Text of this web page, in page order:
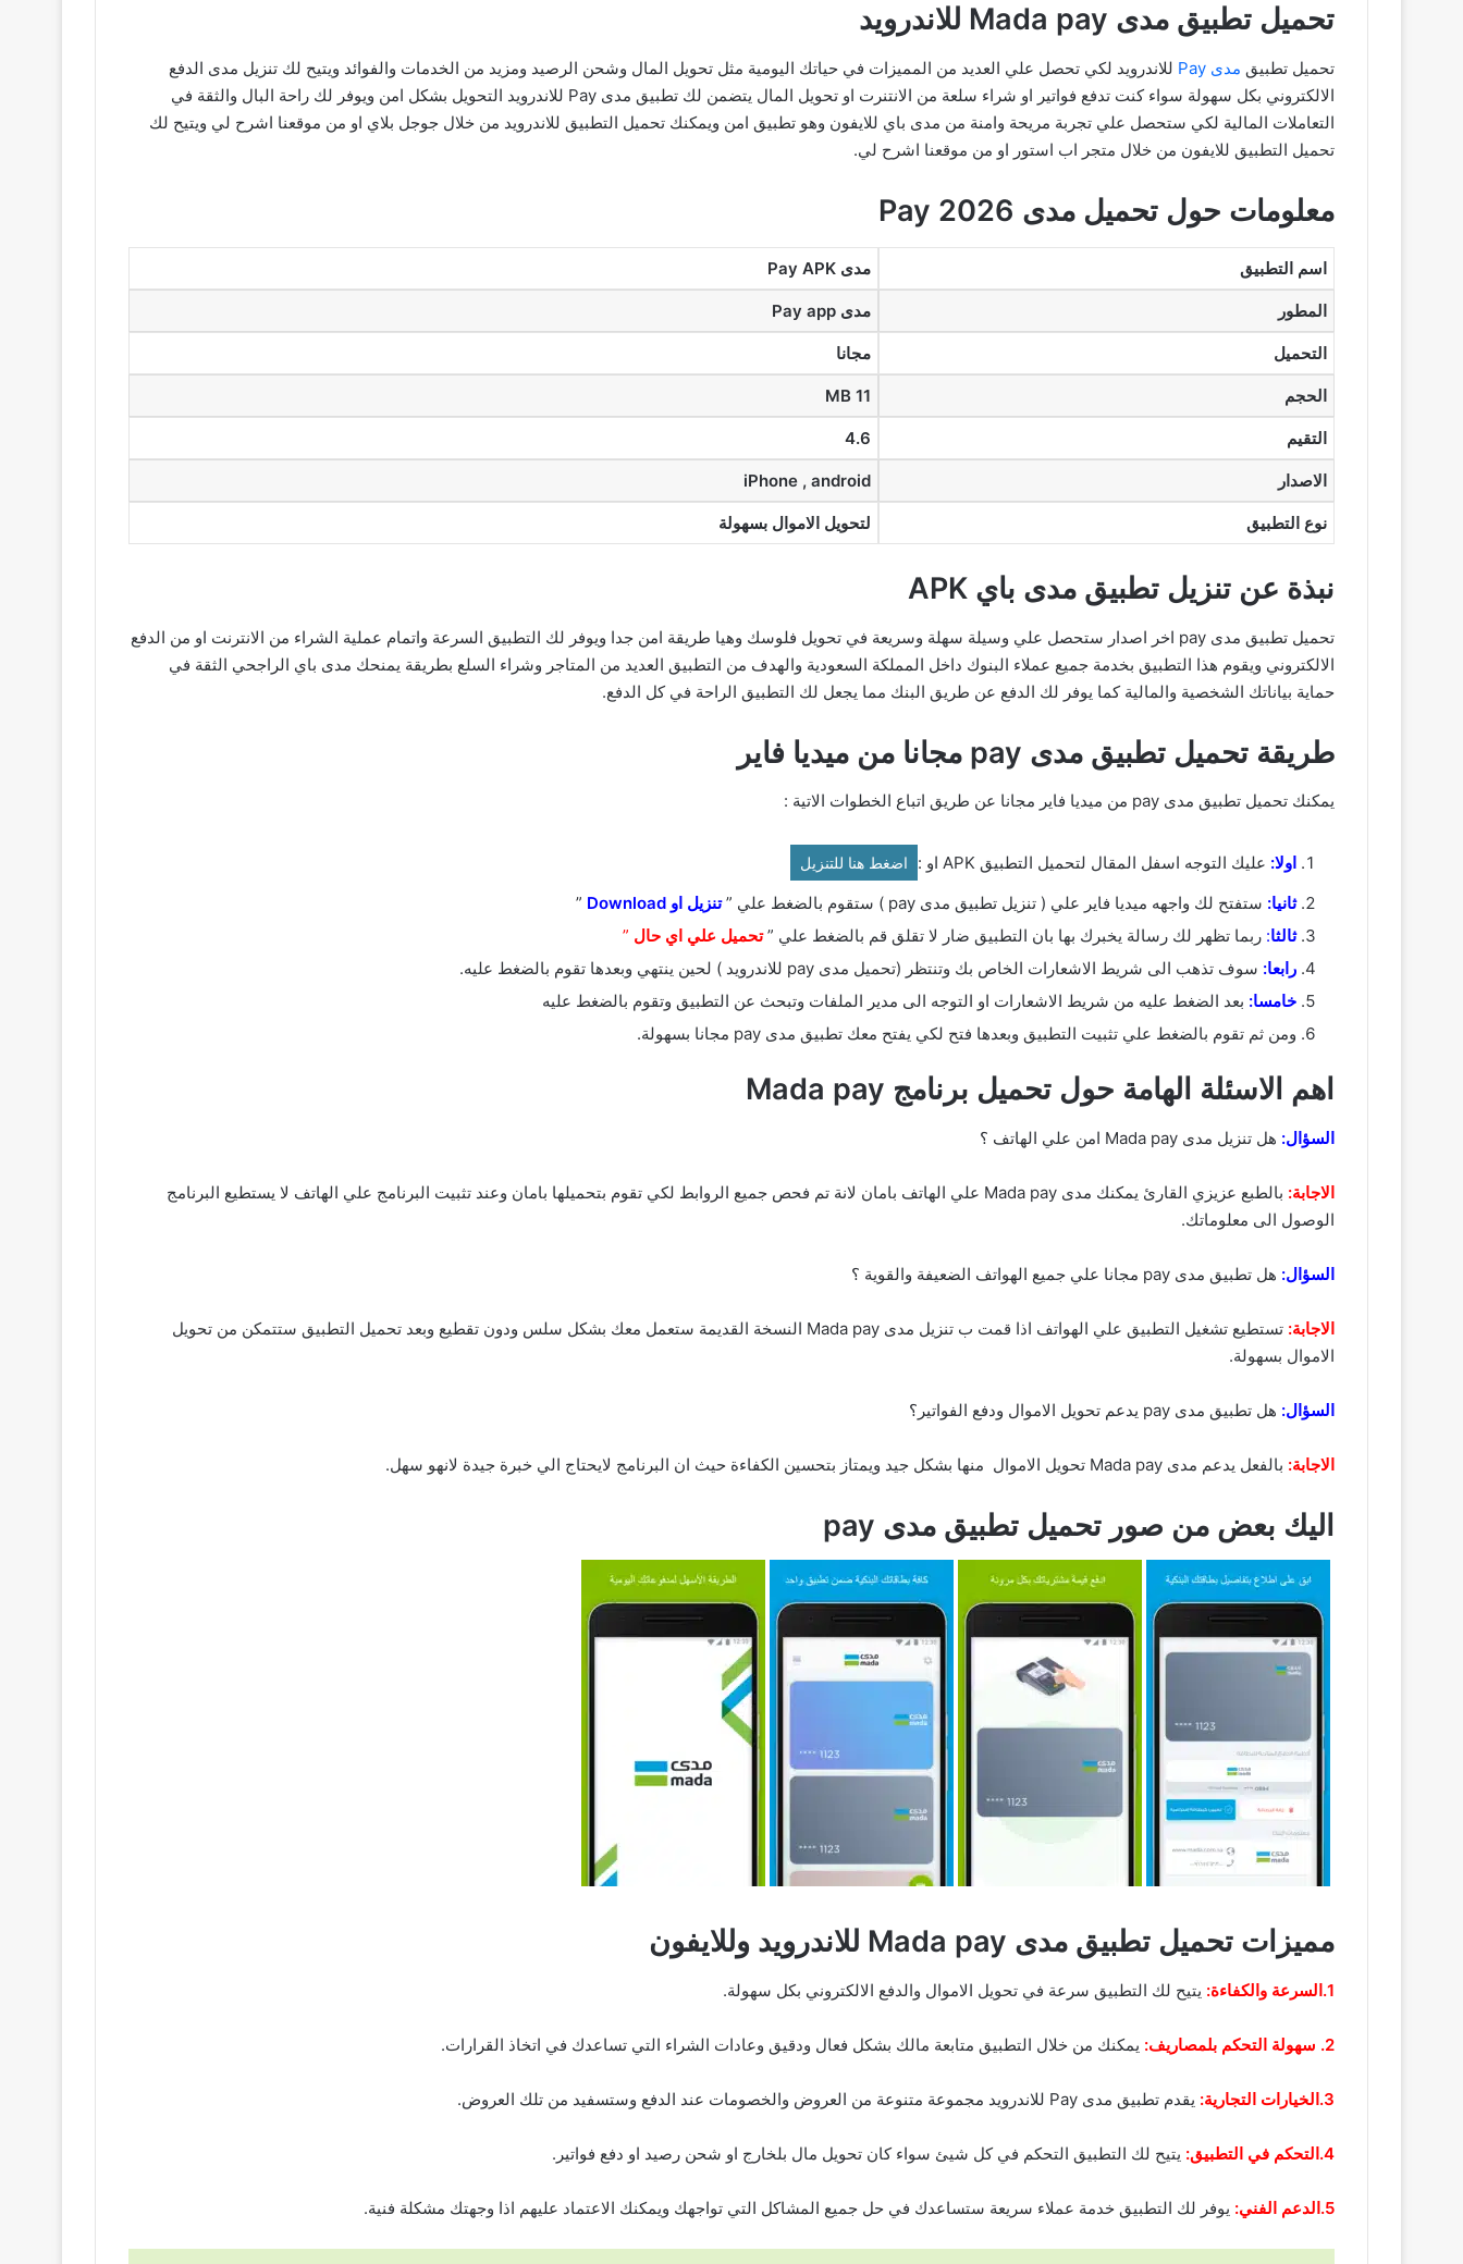
تحميل تطبيق مدى Mada pay للاندرويد
تحميل تطبيق مدى Pay
للاندرويد لكي تحصل علي العديد من المميزات في حياتك اليومية مثل تحويل المال وشحن الرصيد ومزيد من الخدمات والفوائد ويتيح لك تنزيل مدى الدفع
الالكتروني بكل سهولة سواء كنت تدفع فواتير او شراء سلعة من الانتنرت او تحويل المال يتضمن لك تطبيق مدى Pay للاندرويد التحويل بشكل امن ويوفر لك راحة البال والثقة في
التعاملات المالية لكي ستحصل علي تجربة مريحة وامنة من مدى باي للايفون وهو تطبيق امن ويمكنك تحميل التطبيق للاندرويد من خلال جوجل بلاي او من موقعنا اشرح لي ويتيح لك
تحميل التطبيق للايفون من خلال متجر اب استور او من موقعنا اشرح لي.
معلومات حول تحميل مدى 2026 Pay
اسم التطبيق مدى Pay APK
المطور مدى Pay app
التحميل مجانا
الحجم 11 MB
التقيم 4.6
الاصدار iPhone , android
نوع التطبيق لتحويل الاموال بسهولة
نبذة عن تنزيل تطبيق مدى باي APK
تحميل تطبيق مدى pay اخر اصدار ستحصل علي وسيلة سهلة وسريعة في تحويل فلوسك وهيا طريقة امن جدا ويوفر لك التطبيق السرعة واتمام عملية الشراء من الانترنت او من الدفع
الالكتروني ويقوم هذا التطبيق بخدمة جميع عملاء البنوك داخل المملكة السعودية والهدف من التطبيق العديد من المتاجر وشراء السلع بطريقة يمنحك مدى باي الراجحي الثقة في
حماية بياناتك الشخصية والمالية كما يوفر لك الدفع عن طريق البنك مما يجعل لك التطبيق الراحة في كل الدفع.
طريقة تحميل تطبيق مدى pay مجانا من ميديا فاير
يمكنك تحميل تطبيق مدى pay من ميديا فاير مجانا عن طريق اتباع الخطوات الاتية :
اولا: عليك التوجه اسفل المقال لتحميل التطبيق APK او : اضغط هنا للتنزيل
ثانيا: ستفتح لك واجهه ميديا فاير علي ( تنزيل تطبيق مدى pay ) ستقوم بالضغط علي ” تنزيل او Download
”
ثالثا: ربما تظهر لك رسالة يخبرك بها بان التطبيق ضار لا تقلق قم بالضغط علي ”تحميل علي اي حال ”
رابعا: سوف تذهب الى شريط الاشعارات الخاص بك وتنتظر (تحميل مدى pay للاندرويد ) لحين ينتهي وبعدها تقوم بالضغط عليه.
خامسا: بعد الضغط عليه من شريط الاشعارات او التوجه الى مدير الملفات وتبحث عن التطبيق وتقوم بالضغط عليه
ومن ثم تقوم بالضغط علي تثبيت التطبيق وبعدها فتح لكي يفتح معك تطبيق مدى pay مجانا بسهولة.
اهم الاسئلة الهامة حول تحميل برنامج Mada pay
السؤال: هل تنزيل مدى Mada pay امن علي الهاتف ؟
الاجابة:
بالطبع عزيزي القارئ يمكنك مدى Mada pay علي الهاتف بامان لانة تم فحص جميع الروابط لكي تقوم بتحميلها بامان وعند تثبيت البرنامج علي الهاتف لا يستطيع البرنامج
الوصول الى معلوماتك.
السؤال: هل تطبيق مدى pay مجانا علي جميع الهواتف الضعيفة والقوية ؟
الاجابة:
تستطيع تشغيل التطبيق علي الهواتف اذا قمت ب تنزيل مدى Mada pay النسخة القديمة ستعمل معك بشكل سلس ودون تقطيع وبعد تحميل التطبيق ستتمكن من تحويل
الاموال بسهولة.
السؤال: هل تطبيق مدى pay يدعم تحويل الاموال ودفع الفواتير؟
الاجابة: بالفعل يدعم مدى Mada pay تحويل الاموال منها بشكل جيد ويمتاز بتحسين الكفاءة حيث ان البرنامج لايحتاج الي خبرة جيدة لانهو سهل.
اليك بعض من صور تحميل تطبيق مدى pay
مميزات تحميل تطبيق مدى Mada pay للاندرويد وللايفون
1.السرعة والكفاءة: يتيح لك التطبيق سرعة في تحويل الاموال والدفع الالكتروني بكل سهولة.
2. سهولة التحكم بلمصاريف: يمكنك من خلال التطبيق متابعة مالك بشكل فعال ودقيق وعادات الشراء التي تساعدك في اتخاذ القرارات.
3.الخيارات التجارية: يقدم تطبيق مدى Pay للاندرويد مجموعة متنوعة من العروض والخصومات عند الدفع وستسفيد من تلك العروض.
4.التحكم في التطبيق: يتيح لك التطبيق التحكم في كل شيئ سواء كان تحويل مال بلخارج او شحن رصيد او دفع فواتير.
5.الدعم الفني: يوفر لك التطبيق خدمة عملاء سريعة ستساعدك في حل جميع المشاكل التي تواجهك ويمكنك الاعتماد عليهم اذا وجهتك مشكلة فنية.